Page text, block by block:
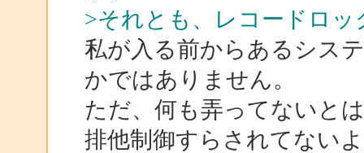
>それとも、レコードロッ
私が入る前からあるシス
かではありません。
ただ、何も弄ってないと
排他制御すらされてない